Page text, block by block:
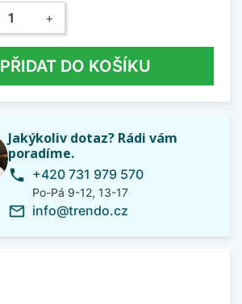
+
PŘIDAT DO KOŠÍKU
Jakýkoliv dotaz? Rádi vám
poradíme.
phone +420 731 979 570
Po-Pá 9-12, 13-17
mail_outline info@trendo.cz